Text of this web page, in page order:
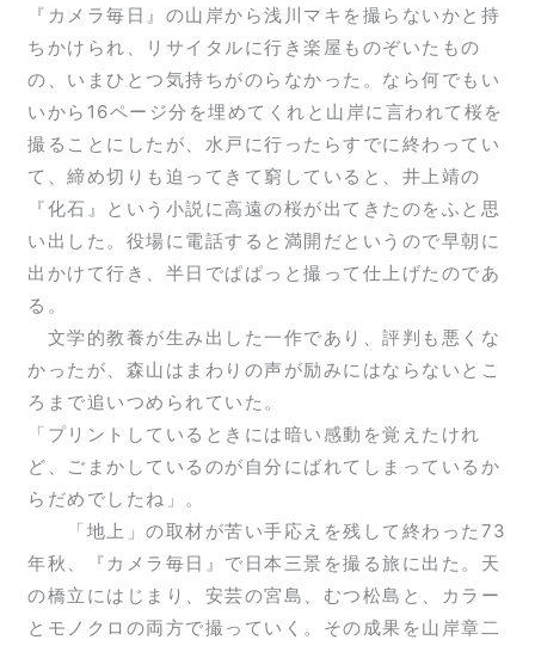
『カメラ毎日』の山岸から浅川マキを撮らないかと持
ちかけられ、リサイタルに行き楽屋ものぞいたもの
の、いまひとつ気持ちがのらなかった。なら何でもい
いから16ページ分を埋めてくれと山岸に言われて桜を
撮ることにしたが、水戸に行ったらすでに終わってい
て、締め切りも迫ってきて窮していると、井上靖の
『化石』という小説に高遠の桜が出てきたのをふと思
い出した。役場に電話すると満開だというので早朝に
出かけて行き、半日でぱぱっと撮って仕上げたのであ
る。
文学的教養が生み出した一作であり、評判も悪くな
かったが、森山はまわりの声が励みにはならないとこ
ろまで追いつめられていた。
「プリントしているときには暗い感動を覚えたけれ
ど、ごまかしているのが自分にばれてしまっているか
らだめでしたね」。
「地上」の取材が苦い手応えを残して終わった73
年秋、『カメラ毎日』で日本三景を撮る旅に出た。天
の橋立にはじまり、安芸の宮島、むつ松島と、カラー
とモノクロの両方で撮っていく。その成果を山岸章二